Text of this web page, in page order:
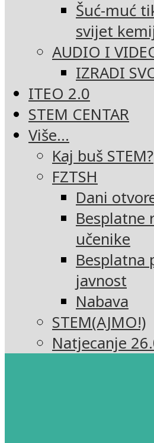
Šuć-muć
svijet
AUDIO I
IZRADI
ITEO 2.0
STEM CENTAR
Više…
Kaj buš STEM?
FZTSH
Dani
Besplatne
učenike
Besplatna
javnost
Nabava
STEM(AJMO!)
Natjecanje